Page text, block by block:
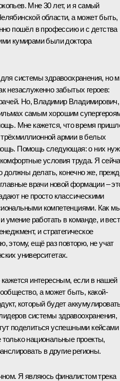
Мне 30 лет, и я самый
области, а может быть,
пошёл в профессию и с детства
кумирами были доктора
системы здравоохранения, но
незаслуженно забытых героев:
Но, Владимир Владимирович,
самым хорошим
Мне кажется, что время
армии в белых
Помощь следующая: о них
условия труда. Я
должны делать, конечно же,
врачи новой формации –
не просто классическими
компетенциями. Как
умение работать в команде, и
и стратегическое
этому, ещё раз повторю, не учат
университетах.
интересным, если в нашей
а может быть, какой-
который будет
системы здравоохранения,
поделиться успешными кейсами
национальные проекты,
в другие регионы.
Я являюсь финалистом трека